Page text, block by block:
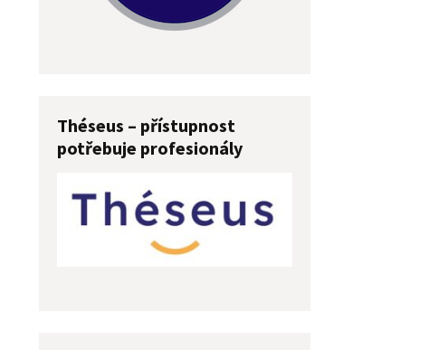
Théseus – přístupnost
potřebuje profesionály